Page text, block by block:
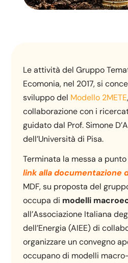
Le attività del Gruppo
Ecomonia, nel 2017, si
sviluppo del Modello 2METE
collaborazione con i
guidato dal Prof. Simone
dell’Università di Pisa.
Terminata la messa a
link alla documentazione
MDF, su proposta del
occupa di modelli
all’Associazione Italiana
dell’Energia (AIEE) di
organizzare un convegno
occupano di modelli